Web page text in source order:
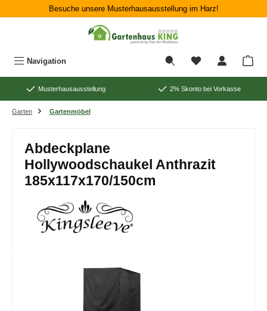
Zum Hauptinhalt springenBesuche unsere Musterhausausstellung im Harz!
Navigation
Musterhausausstellung 2% Skonto bei Vorkasse
Garten Gartenmöbel
Abdeckplane
Hollywoodschaukel Anthrazit
185x117x170/150cm